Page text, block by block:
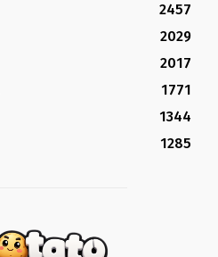
2457
2029
2017
1771
1344
1285